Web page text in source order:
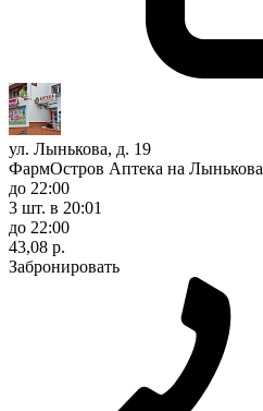
ул. Лынькова, д. 19
ФармОстров Аптека на Лынькова
до 22:00
3 шт. в 20:01
до 22:00
43,08 р.
Забронировать